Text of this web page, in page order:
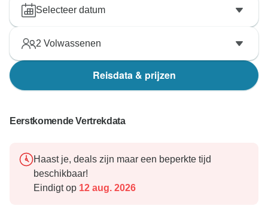
Selecteer datum
2 Volwassenen
Reisdata & prijzen
Eerstkomende Vertrekdata
Haast je, deals zijn maar een beperkte tijd
beschikbaar!
Eindigt op 12 aug. 2026